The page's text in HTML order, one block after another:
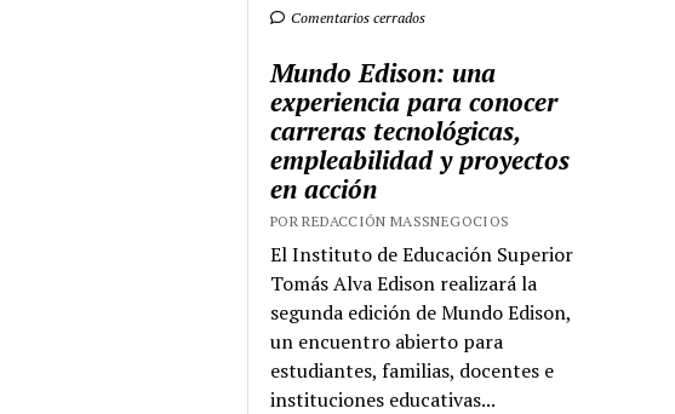
Comentarios cerrados
Mundo Edison: una
experiencia para conocer
carreras tecnológicas,
empleabilidad y proyectos
en acción
POR REDACCIÓN MASSNEGOCIOS
El Instituto de Educación Superior
Tomás Alva Edison realizará la
segunda edición de Mundo Edison,
un encuentro abierto para
estudiantes, familias, docentes e
instituciones educativas...